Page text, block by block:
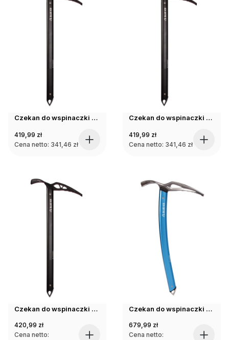
Czekan do wspinaczki Blue Ice BLACKBIRD ICE AXE black 54cm
419,99 zł
Cena netto: 341,46 zł
Czekan do wspinaczki Blue Ice BLACKBIRD ICE AXE black 60cm
419,99 zł
Cena netto: 341,46 zł
Czekan do wspinaczki Blue Ice BLACKBIRD ICE AXE black 67cm
420,99 zł
Cena netto:
Czekan do wspinaczki Blue Ice BLUEBIRD ICE AXE blue 45cm
679,99 zł
Cena netto: